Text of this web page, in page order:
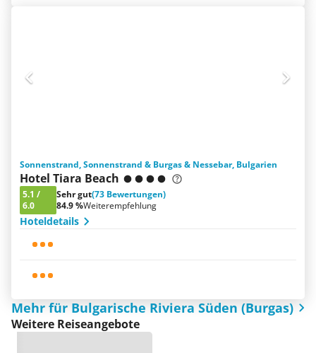
Sonnenstrand, Sonnenstrand & Burgas & Nessebar, Bulgarien
Hotel Tiara Beach
5.1 /
6.0
Sehr gut(73 Bewertungen)
84.9 %Weiterempfehlung
Hoteldetails
Mehr für Bulgarische Riviera Süden (Burgas)
Weitere Reiseangebote